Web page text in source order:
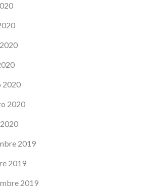
2020
2020
2019
2019
2019